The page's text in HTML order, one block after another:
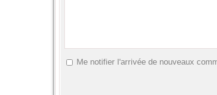
Me notifier l'arrivée de nouveaux